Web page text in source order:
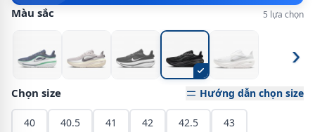
Màu sắc 5 lựa chọn
›
Chọn size Hướng dẫn chọn size
40 40.5 41 42 42.5 43